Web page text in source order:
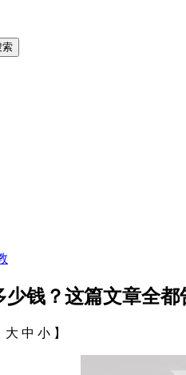
索
钱？这篇文章全都
大 中 小 】